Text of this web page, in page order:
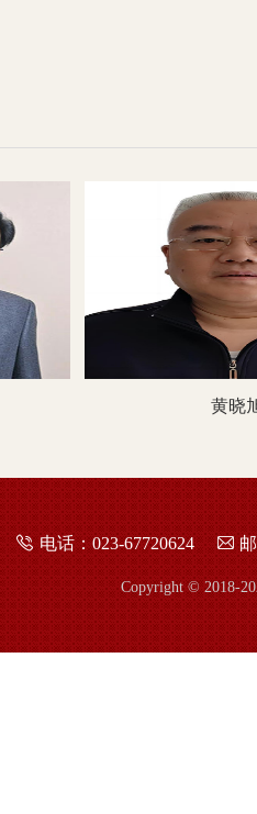
黄晓
电话：023-67720624
Copyright © 2018-